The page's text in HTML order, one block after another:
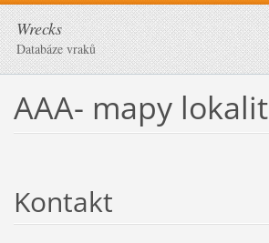
Wrecks
Databáze vraků
AAA- mapy lokalit
Kontakt